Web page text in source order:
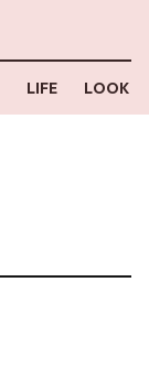
LIFE LOOK